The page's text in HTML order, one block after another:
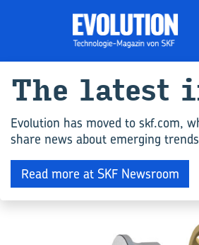
All
ENGINEERING COMPETENCE
The la­test
Evolution has moved to skf.com,
share news about emerging
Read more at SKF Newsroom